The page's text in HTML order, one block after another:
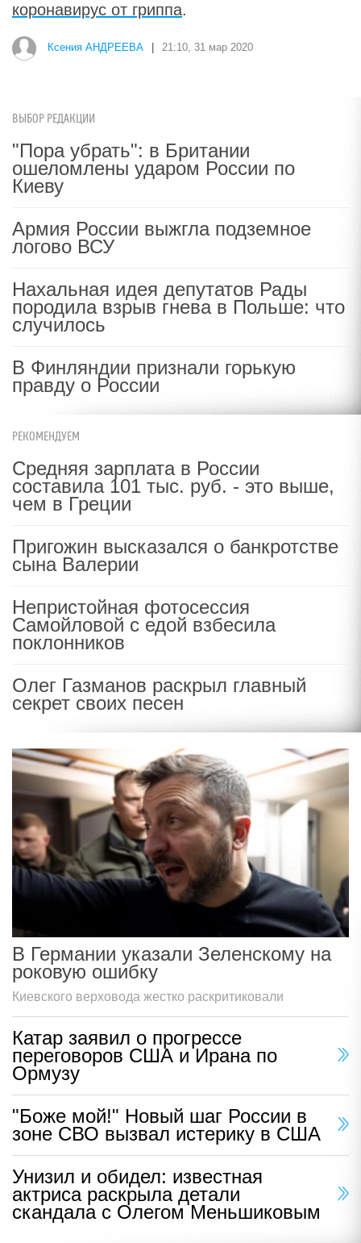
коронавирус от гриппа.
Ксения АНДРЕЕВА 21:10, 31 мар 2020
ВЫБОР РЕДАКЦИИ
"Пора убрать": в Британии
ошеломлены ударом России по
Киеву
Армия России выжгла подземное
логово ВСУ
Нахальная идея депутатов Рады
породила взрыв гнева в Польше: что
случилось
В Финляндии признали горькую
правду о России
РЕКОМЕНДУЕМ
Средняя зарплата в России
составила 101 тыс. руб. - это выше,
чем в Греции
Пригожин высказался о банкротстве
сына Валерии
Непристойная фотосессия
Самойловой с едой взбесила
поклонников
Олег Газманов раскрыл главный
секрет своих песен
В Германии указали Зеленскому на
роковую ошибку
Киевского верховода жестко раскритиковали
Катар заявил о прогрессе
переговоров США и Ирана по
Ормузу
"Боже мой!" Новый шаг России в
зоне СВО вызвал истерику в США
Унизил и обидел: известная
актриса раскрыла детали
скандала с Олегом Меньшиковым